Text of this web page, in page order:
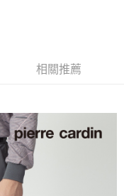
相關推薦